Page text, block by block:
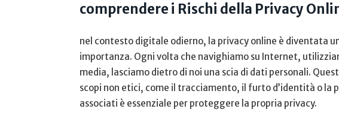
comprendere i‍ Rischi della Privacy
nel contesto digitale ⁢odierno,‌ la privacy online è diventata
importanza. Ogni volta che navighiamo su Internet,
media, lasciamo dietro di noi una scia di dati personali.
scopi non ⁤etici, come il tracciamento, il furto d’identità⁤ o la
associati è essenziale per proteggere la propria privacy.